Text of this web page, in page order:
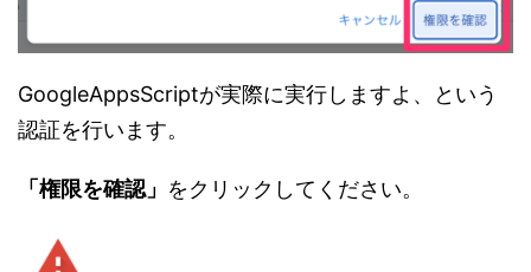
GoogleAppsScriptが実際に実行しますよ、という
認証を行います。
「権限を確認」 をクリックしてください。